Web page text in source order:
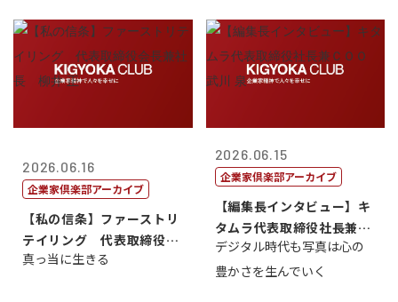
2026.06.16
企業家倶楽部アーカイブ
【私の信条】ファーストリ
テイリング 代表取締役会
長兼社長 柳...
真っ当に生きる
2026.06.15
企業家倶楽部アーカイブ
【編集長インタビュー】キ
タムラ代表取締役社長兼Ｃ
ＯＯ 武川 ...
デジタル時代も写真は心の
豊かさを生んでいく